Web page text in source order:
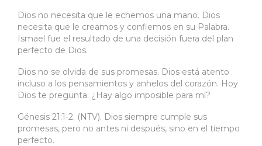
Dios no necesita que le echemos una mano. Dios
necesita que le creamos y confiemos en su Palabra.
Ismael fue el resultado de una decisión fuera del plan
perfecto de Dios.
Dios no se olvida de sus promesas. Dios está atento
incluso a los pensamientos y anhelos del corazón. Hoy
Dios te pregunta: ¿Hay algo imposible para mí?
Génesis 21:1-2. (NTV). Dios siempre cumple sus
promesas, pero no antes ni después, sino en el tiempo
perfecto.